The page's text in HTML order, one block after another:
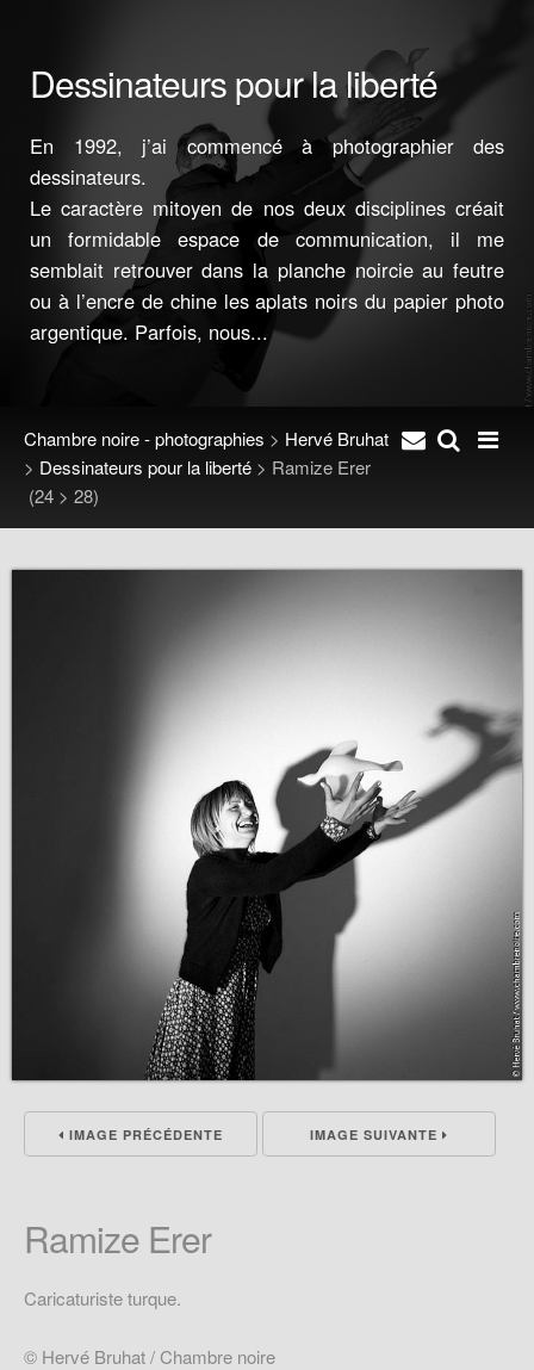
Dessinateurs pour la liberté
En 1992, j’ai commencé à photographier des
dessinateurs.
Le caractère mitoyen de nos deux disciplines créait
un formidable espace de communication, il me
semblait retrouver dans la planche noircie au feutre
ou à l’encre de chine les aplats noirs du papier photo
argentique. Parfois, nous...
Chambre noire - photographies > Hervé Bruhat
> Dessinateurs pour la liberté > Ramize Erer
(24 > 28)
IMAGE PRÉCÉDENTE IMAGE SUIVANTE
Ramize Erer
Caricaturiste turque.
© Hervé Bruhat / Chambre noire